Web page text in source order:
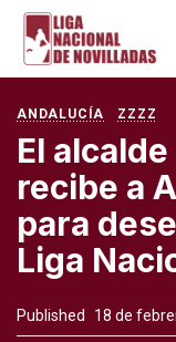
ANDALUCÍA ZZZZ
El
recibe a
para
Liga
Published 18 de